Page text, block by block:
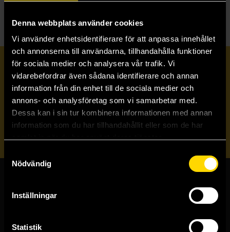
Denna webbplats använder cookies
Vi använder enhetsidentifierare för att anpassa innehållet
och annonserna till användarna, tillhandahålla funktioner
för sociala medier och analysera vår trafik. Vi
vidarebefordrar även sådana identifierare och annan
information från din enhet till de sociala medier och
annons- och analysföretag som vi samarbetar med.
Dessa kan i sin tur kombinera informationen med annan
information som du har tillhandahållit eller som de har
Nödvändig
Inställningar
Statistik
Prenumerera på vårt nyhetsbrev
Veckobrevet
Skicka
Butiker & kundtjänst
Västerlånggatan 48